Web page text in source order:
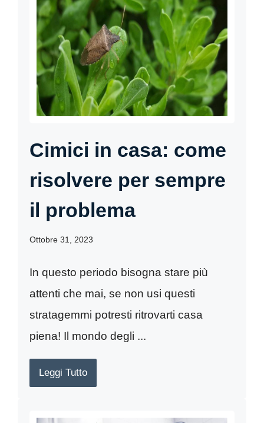
Cimici in casa: come
risolvere per sempre
il problema
Ottobre 31, 2023
In questo periodo bisogna stare più
attenti che mai, se non usi questi
stratagemmi potresti ritrovarti casa
piena! Il mondo degli ...
Leggi Tutto